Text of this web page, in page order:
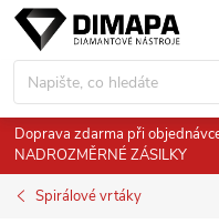
Přejít
obsah
Doprava zdarma při
NADROZMĚRNÉ ZÁSILKY
Spirálové vrtáky